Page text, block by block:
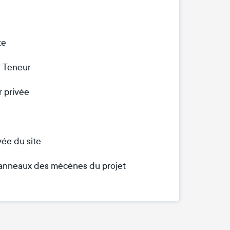
privée
du site
des mécènes du projet